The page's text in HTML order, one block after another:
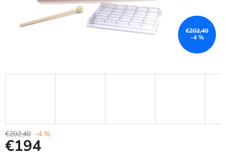
€202,40
–4 %
€202,40 –4 %
€194